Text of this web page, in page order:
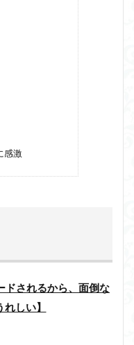
感激
ドされるから、面倒な
しい】